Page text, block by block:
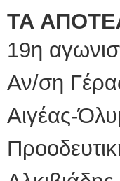
ΤΑ
19η
Αν/ση